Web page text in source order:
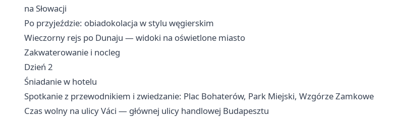
na Słowacji
Po przyjeździe: obiadokolacja w stylu węgierskim
Wieczorny rejs po Dunaju — widoki na oświetlone miasto
Zakwaterowanie i nocleg
Dzień 2
Śniadanie w hotelu
Spotkanie z przewodnikiem i zwiedzanie: Plac Bohaterów, Park Miejski, Wzgórze Zamkowe
Czas wolny na ulicy Váci — głównej ulicy handlowej Budapesztu